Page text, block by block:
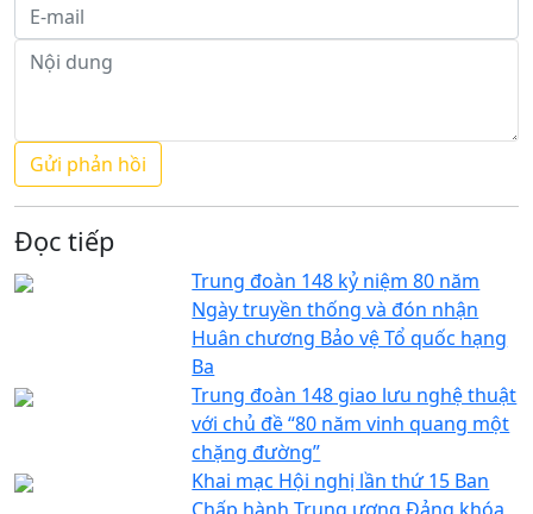
Đọc tiếp
Trung đoàn 148 kỷ niệm 80 năm
Ngày truyền thống và đón nhận
Huân chương Bảo vệ Tổ quốc hạng
Ba
Trung đoàn 148 giao lưu nghệ thuật
với chủ đề “80 năm vinh quang một
chặng đường”
Khai mạc Hội nghị lần thứ 15 Ban